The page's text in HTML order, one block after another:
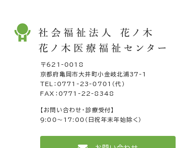
〒621-0018
京都府亀岡市大井町小金岐北浦37-1
TEL： 0771-23-0701 （代）
FAX：0771-22-8348
【お問い合わせ・診療受付】
9:00～17:00（日祝年末年始除く）